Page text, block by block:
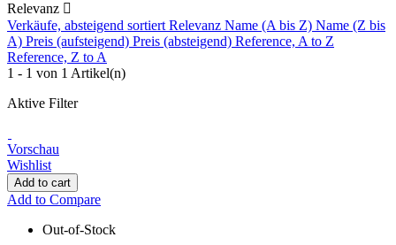
Relevanz 
Verkäufe, absteigend sortiert Relevanz Name (A bis Z) Name (Z bis
A) Preis (aufsteigend) Preis (absteigend) Reference, A to Z
Reference, Z to A
1 - 1 von 1 Artikel(n)
Aktive Filter
Vorschau
Wishlist
Add to cart
Add to Compare
Out-of-Stock